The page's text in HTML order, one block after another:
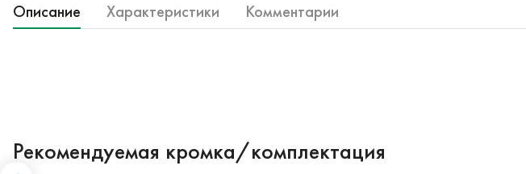
Описание Характеристики Комментарии
Рекомендуемая кромка/комплектация